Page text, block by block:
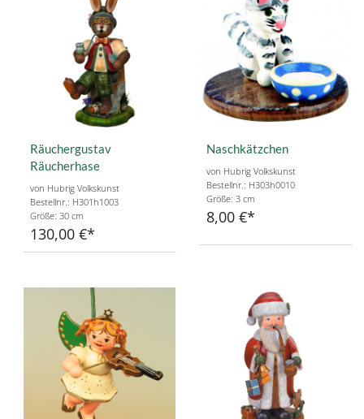
Räuchergustav
Räucherhase
von Hubrig Volkskunst
Bestellnr.: H301h1003
Größe: 30 cm
130,00 €
Naschkätzchen
von Hubrig Volkskunst
Bestellnr.: H303h0010
Größe: 3 cm
8,00 €